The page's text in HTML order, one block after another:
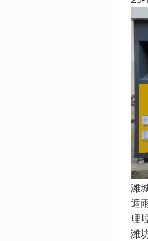
潍
遮
理
潍